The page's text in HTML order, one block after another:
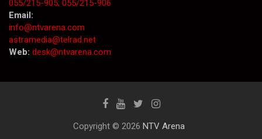
055/215-905; 055/215-906
Email:
info@ntvarena.com
astramedia@telrad.net
Web: desk@ntvarena.com
Copyright © 2026 NTV Arena